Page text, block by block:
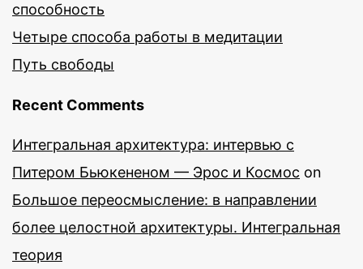
способность
Четыре способа работы в медитации
Путь свободы
Recent Comments
Интегральная архитектура: интервью с
Питером Бьюкененом — Эрос и Космос on
Большое переосмысление: в направлении
более целостной архитектуры. Интегральная
теория